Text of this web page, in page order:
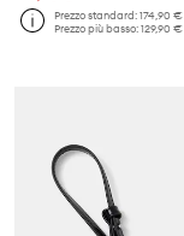
Prezzo standard:174,90 €
Prezzo più basso:129,90 €